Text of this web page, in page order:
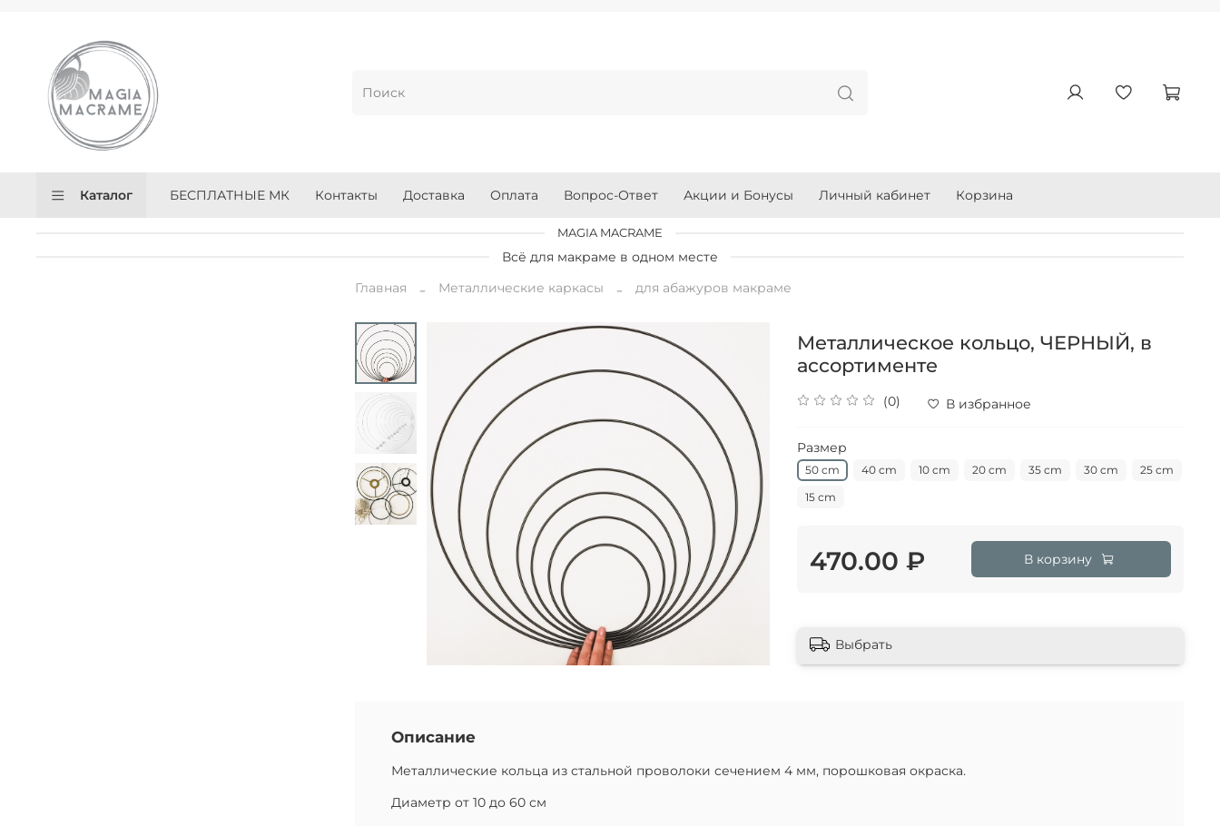
Каталог БЕСПЛАТНЫЕ МК Контакты Доставка Оплата Вопрос-Ответ Акции и Бонусы Личный кабинет Корзина
MAGIA MACRAME
Всё для макраме в одном месте
Главная
Металлические каркасы для абажуров макраме
Металлическое кольцо, ЧЕРНЫЙ, в
ассортименте
(0) В избранное
Размер
50 cm 40 cm 10 cm 20 cm 35 cm 30 cm
25 cm
15 cm
470.00 ₽ В корзину
Выбрать
Описание
Металлические кольца из стальной проволоки сечением 4 мм, порошковая окраска.
Диаметр от 10 до 60 см